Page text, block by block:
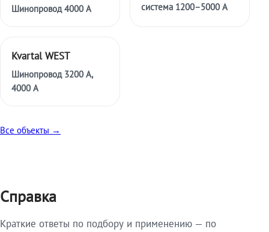
Шинопровод 4000 А
система 1200–5000 А
Kvartal WEST
Шинопровод 3200 А,
4000 А
Все объекты →
Справка
Краткие ответы по подбору и применению — по